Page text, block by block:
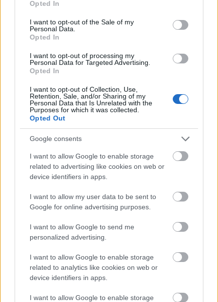
use your data for below specified purposes in below Google
consent section.
Opted In
I want to opt-out of the Sale of my
Personal Data.
Opted In
I want to opt-out of processing my
Personal Data for Targeted Advertising.
Opted In
I want to opt-out of Collection, Use,
Retention, Sale, and/or Sharing of my
Personal Data that Is Unrelated with the
Purposes for which it was collected.
Opted Out
Google consents
I want to allow Google to enable storage
related to advertising like cookies on web or
device identifiers in apps.
I want to allow my user data to be sent to
Google for online advertising purposes.
I want to allow Google to send me
personalized advertising.
I want to allow Google to enable storage
related to analytics like cookies on web or
device identifiers in apps.
I want to allow Google to enable storage
Egy kellemesebb és ismerősebb
Home remix
2021. augusztus 26.
A következő Home remix már kellemesebb
hallgatnivaló a szeptember 10.-én boltokba kerülő
Ultra The 12 Singles Box-ból: a HOME (AIR 'AROUND
THE GOLF" REMIX) nyugodt, enyhén hatvanas
évekbeli hangulattal nyit, és ezen nem is változtat. Az
tisztetettel…